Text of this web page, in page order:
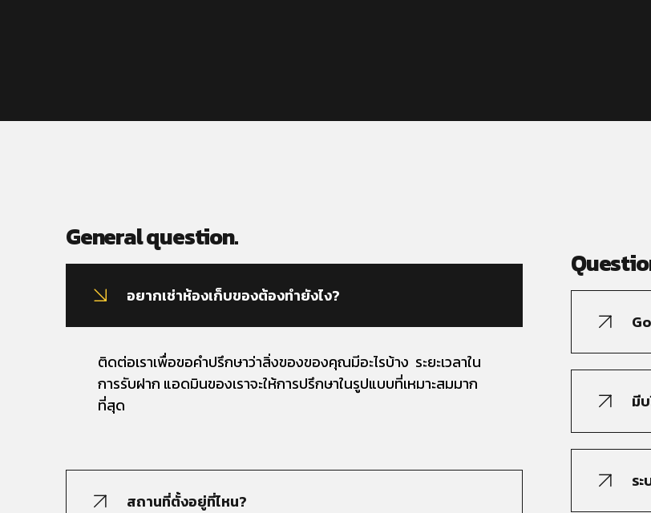
General question.
อยากเช่าห้องเก็บของต้องทำยังไง?
ติดต่อเราเพื่อขอคำปรึกษาว่าสิ่งของของคุณมีอะไรบ้าง ระยะเวลาใน
การรับฝาก แอดมินของเราจะให้การปรึกษาในรูปแบบที่เหมาะสมมาก
ที่สุด
สถานที่ตั้งอยู่ที่ไหน?
มี
ร